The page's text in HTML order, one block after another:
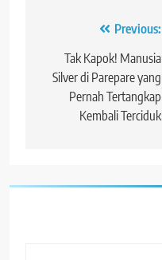
Navigasi
pos
Previous:
Tak Kapok! Manusia
Silver di Parepare yang
Pernah Tertangkap
Kembali Terciduk